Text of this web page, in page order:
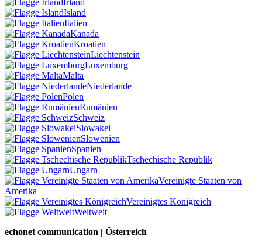
Irland
Island
Italien
Kanada
Kroatien
Liechtenstein
Luxemburg
Malta
Niederlande
Polen
Rumänien
Schweiz
Slowakei
Slowenien
Spanien
Tschechische Republik
Ungarn
Vereinigte Staaten von
Amerika
Vereinigtes Königreich
Weltweit
echonet communication | Österreich